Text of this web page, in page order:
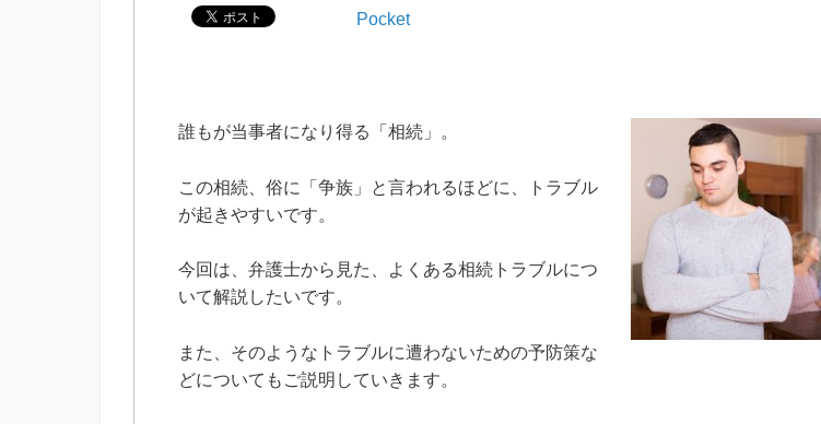
Pocket
誰もが当事者になり得る「相続」。
この相続、俗に「争族」と言われるほどに、トラブル
が起きやすいです。
今回は、弁護士から見た、よくある相続トラブルにつ
いて解説したいです。
また、そのようなトラブルに遭わないための予防策な
どについてもご説明していきます。